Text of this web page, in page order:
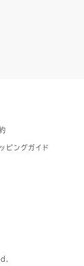
ピングガイド